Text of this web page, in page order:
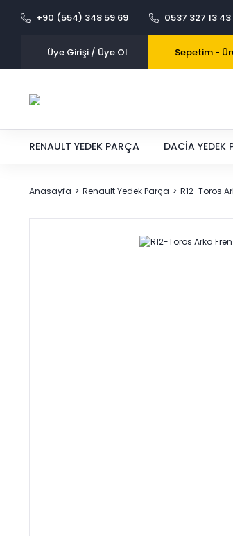
+90 (554) 348 59 69 0537 327 13 43
Üye Girişi / Üye Ol Sepetim -
RENAULT YEDEK PARÇA DACIA YEDEK
Anasayfa Renault Yedek Parça R12-Toros